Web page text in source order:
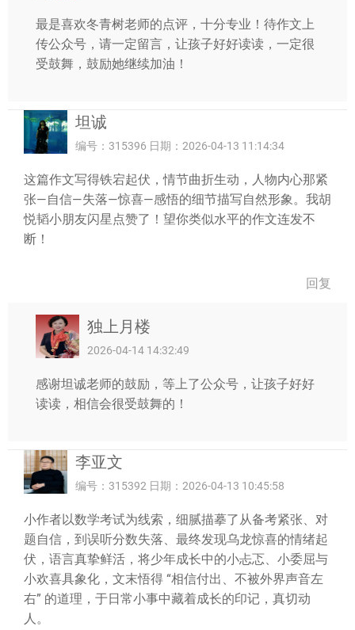
最是喜欢冬青树老师的点评，十分专业！待作文上
传公众号，请一定留言，让孩子好好读读，一定很
受鼓舞，鼓励她继续加油！
坦诚
编号：315396 日期：2026-04-13 11:14:34
这篇作文写得铁宕起伏，情节曲折生动，人物内心那紧
张—自信—失落—惊喜—感悟的细节描写自然形象。我胡
悦韬小朋友闪星点赞了！望你类似水平的作文连发不
断！
回复
独上月楼
2026-04-14 14:32:49
感谢坦诚老师的鼓励，等上了公众号，让孩子好好
读读，相信会很受鼓舞的！
李亚文
编号：315392 日期：2026-04-13 10:45:58
小作者以数学考试为线索，细腻描摹了从备考紧张、对
题自信，到误听分数失落、最终发现乌龙惊喜的情绪起
伏，语言真挚鲜活，将少年成长中的小忐忑、小委屈与
小欢喜具象化，文末悟得 “相信付出、不被外界声音左
右” 的道理，于日常小事中藏着成长的印记，真切动
人。